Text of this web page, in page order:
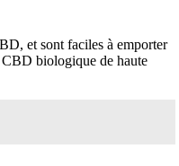
et sont faciles à emporter
biologique de haute